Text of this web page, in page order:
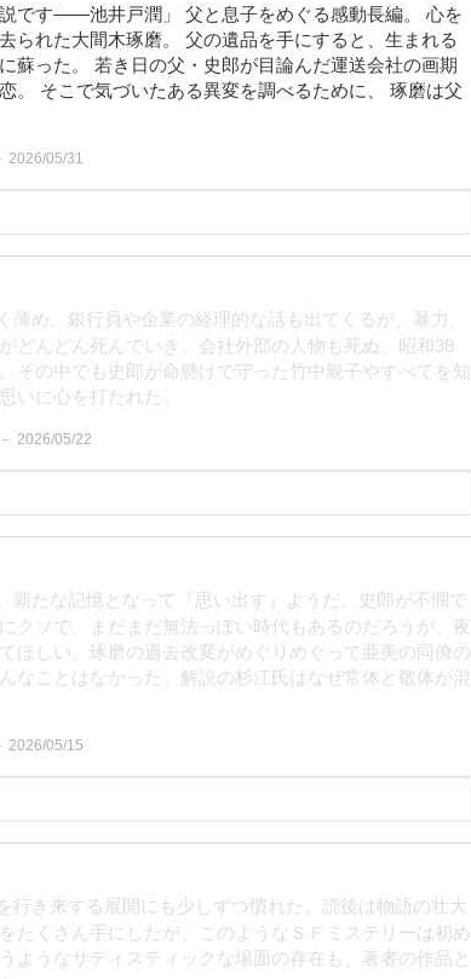
説です――池井戸潤」 父と息子をめぐる感動長編。 心を
られた大間木琢磨。 父の遺品を手にすると、生まれる
蘇った。 若き日の父・史郎が目論んだ運送会社の画期
。 そこで気づいたある異変を調べるために、 琢磨は父
2026/05/31
薄め。銀行員や企業の経理的な話も出てくるが、暴力、
どんどん死んでいき、会社外部の人物も死ぬ。昭和38
その中でも史郎が命懸けで守った竹中親子やすべてを知
いに心を打たれた。
2026/05/22
新たな記憶となって『思い出す』ようだ。史郎が不憫で
クソで、まだまだ無法っぽい時代もあるのだろうが、夜
ほしい。琢磨の過去改変がめぐりめぐって亜美の同僚の
なことはなかった。解説の杉江氏はなぜ常体と敬体が混
2026/05/15
行き来する展開にも少しずつ慣れた。読後は物語の壮大
たくさん手にしたが、このようなＳＦミステリーは初め
ようなサディスティックな場面の存在も、著者の作品と